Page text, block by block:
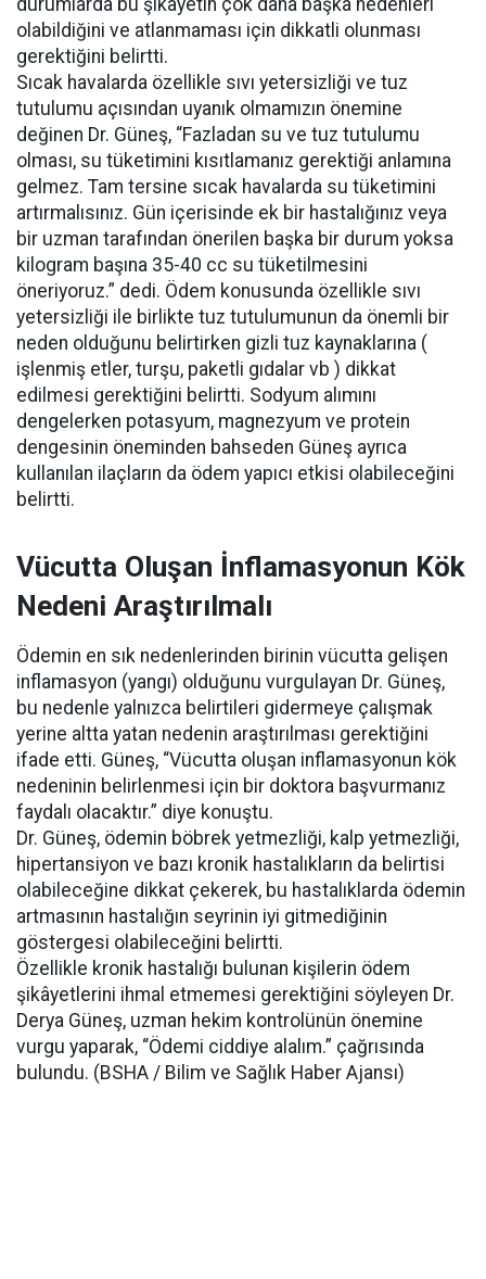
durumlarda bu şikayetin çok daha başka nedenleri
olabildiğini ve atlanmaması için dikkatli olunması
gerektiğini belirtti.
Sıcak havalarda özellikle sıvı yetersizliği ve tuz
tutulumu açısından uyanık olmamızın önemine
değinen Dr. Güneş, “Fazladan su ve tuz tutulumu
olması, su tüketimini kısıtlamanız gerektiği anlamına
gelmez. Tam tersine sıcak havalarda su tüketimini
artırmalısınız. Gün içerisinde ek bir hastalığınız veya
bir uzman tarafından önerilen başka bir durum yoksa
kilogram başına 35-40 cc su tüketilmesini
öneriyoruz.” dedi. Ödem konusunda özellikle sıvı
yetersizliği ile birlikte tuz tutulumunun da önemli bir
neden olduğunu belirtirken gizli tuz kaynaklarına (
işlenmiş etler, turşu, paketli gıdalar vb ) dikkat
edilmesi gerektiğini belirtti. Sodyum alımını
dengelerken potasyum, magnezyum ve protein
dengesinin öneminden bahseden Güneş ayrıca
kullanılan ilaçların da ödem yapıcı etkisi olabileceğini
belirtti.
Vücutta Oluşan İnflamasyonun Kök
Nedeni Araştırılmalı
Ödemin en sık nedenlerinden birinin vücutta gelişen
inflamasyon (yangı) olduğunu vurgulayan Dr. Güneş,
bu nedenle yalnızca belirtileri gidermeye çalışmak
yerine altta yatan nedenin araştırılması gerektiğini
ifade etti. Güneş, “Vücutta oluşan inflamasyonun kök
nedeninin belirlenmesi için bir doktora başvurmanız
faydalı olacaktır.” diye konuştu.
Dr. Güneş, ödemin böbrek yetmezliği, kalp yetmezliği,
hipertansiyon ve bazı kronik hastalıkların da belirtisi
olabileceğine dikkat çekerek, bu hastalıklarda ödemin
artmasının hastalığın seyrinin iyi gitmediğinin
göstergesi olabileceğini belirtti.
Özellikle kronik hastalığı bulunan kişilerin ödem
şikâyetlerini ihmal etmemesi gerektiğini söyleyen Dr.
Derya Güneş, uzman hekim kontrolünün önemine
vurgu yaparak, “Ödemi ciddiye alalım.” çağrısında
bulundu. (BSHA / Bilim ve Sağlık Haber Ajansı)